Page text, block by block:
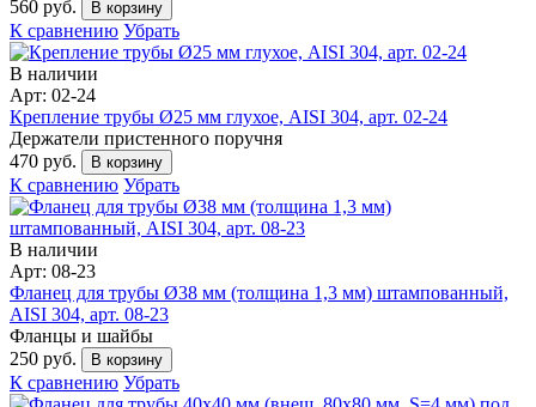
560 руб.
В корзину
К сравнению Убрать
В наличии
Арт: 02-24
Крепление трубы Ø25 мм глухое, AISI 304, арт. 02-24
Держатели пристенного поручня
470 руб.
В корзину
К сравнению Убрать
В наличии
Арт: 08-23
Фланец для трубы Ø38 мм (толщина 1,3 мм) штампованный,
AISI 304, арт. 08-23
Фланцы и шайбы
250 руб.
В корзину
К сравнению Убрать